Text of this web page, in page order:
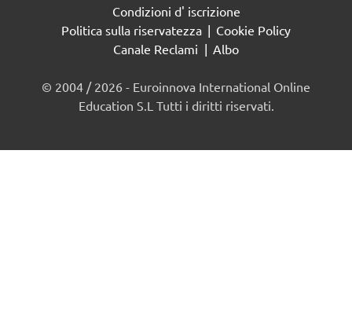
Condizioni d' iscrizione
Politica sulla riservatezza
Cookie Policy
Canale Reclami
Albo
© 2004 / 2026 - Euroinnova International Online
Education S.L Tutti i diritti riservati.